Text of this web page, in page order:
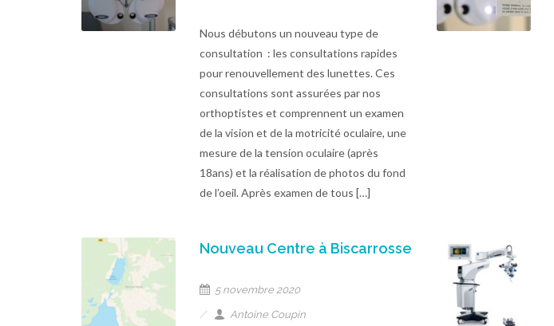
Nous débutons un nouveau type de
consultation : les consultations rapides
pour renouvellement des lunettes. Ces
consultations sont assurées par nos
orthoptistes et comprennent un examen
de la vision et de la motricité oculaire, une
mesure de la tension oculaire (après
18ans) et la réalisation de photos du fond
de l’oeil. Après examen de tous […]
Nouveau Centre à Biscarrosse
5 novembre 2020
Antoine Coupin